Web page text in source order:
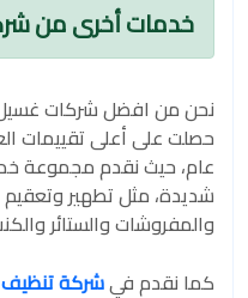
خدمات أخرى من
نحن من افضل شركات غسيل
حصلت على أعلى تقييمات
عام، حيث نقدم مجموعة
شديدة، مثل تطهير
والمفروشات والستائر
كما نقدم فيشركة تنظيف